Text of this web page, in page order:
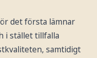
det första lämnar
i stället tillfalla
samtidigt